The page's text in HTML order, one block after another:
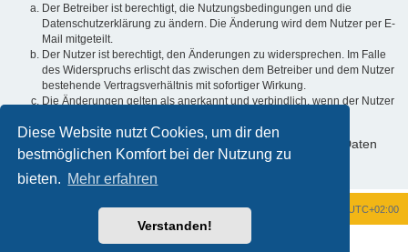
Diese Website nutzt Cookies, um dir den
bestmöglichen Komfort bei der Nutzung zu
bieten. Mehr erfahren
Verstanden!
Der Betreiber ist berechtigt, die Nutzungsbedingungen und die
Datenschutzerklärung zu ändern. Die Änderung wird dem Nutzer per E-
Mail mitgeteilt.
Der Nutzer ist berechtigt, den Änderungen zu widersprechen. Im Falle
des Widerspruchs erlischt das zwischen dem Betreiber und dem Nutzer
bestehende Vertragsverhältnis mit sofortiger Wirkung.
Die Änderungen gelten als anerkannt und verbindlich, wenn der Nutzer
Informationen über den Umgang mit deinen persönlichen Daten
sind in der Datenschutzerklärung enthalten.
Foren-Übersicht UTC+02:00
Powered by
® Forum Software © phpBB Limited